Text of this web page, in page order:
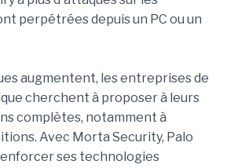
perpétrées depuis un PC ou un
augmentent, les entreprises de
cherchent à proposer à leurs
complètes, notamment à
Avec Morta Security, Palo
ses technologies